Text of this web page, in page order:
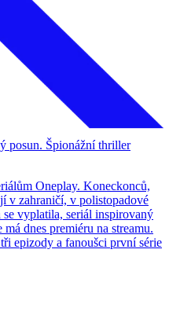
posun. Špionážní thriller
Oneplay. Koneckonců,
v zahraničí, v polistopadové
vyplatila, seriál inspirovaný
dnes premiéru na streamu.
epizody a fanoušci první série